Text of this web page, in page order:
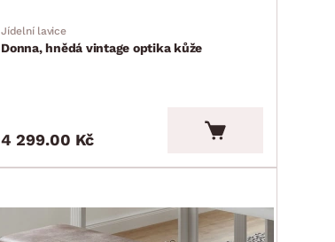
Jídelní lavice
Donna, hnědá vintage optika kůže
4 299.00 Kč